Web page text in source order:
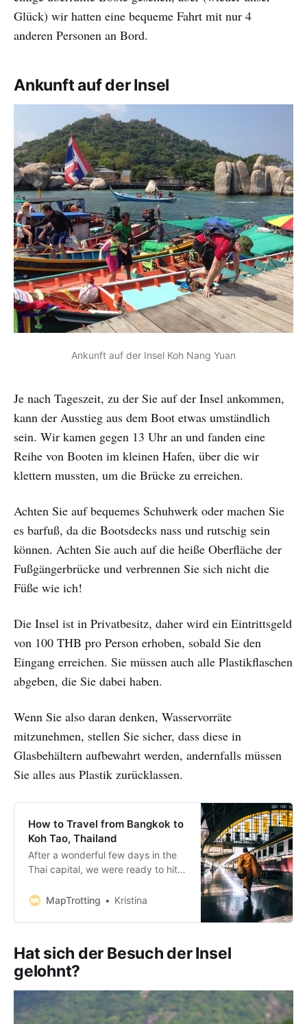
Glück) wir hatten eine bequeme Fahrt mit nur 4
anderen Personen an Bord.
Ankunft auf der Insel
Ankunft auf der Insel Koh Nang Yuan
Je nach Tageszeit, zu der Sie auf der Insel ankommen,
kann der Ausstieg aus dem Boot etwas umständlich
sein. Wir kamen gegen 13 Uhr an und fanden eine
Reihe von Booten im kleinen Hafen, über die wir
klettern mussten, um die Brücke zu erreichen.
Achten Sie auf bequemes Schuhwerk oder machen Sie
es barfuß, da die Bootsdecks nass und rutschig sein
können. Achten Sie auch auf die heiße Oberfläche der
Fußgängerbrücke und verbrennen Sie sich nicht die
Füße wie ich!
Die Insel ist in Privatbesitz, daher wird ein Eintrittsgeld
von 100 THB pro Person erhoben, sobald Sie den
Eingang erreichen. Sie müssen auch alle Plastikflaschen
abgeben, die Sie dabei haben.
Wenn Sie also daran denken, Wasservorräte
mitzunehmen, stellen Sie sicher, dass diese in
Glasbehältern aufbewahrt werden, andernfalls müssen
Sie alles aus Plastik zurücklassen.
How to Travel from Bangkok to
Koh Tao, Thailand
After a wonderful few days in the
Thai capital, we were ready to hit
from Bangkok to Koh Tao. I’m
after arriving in the big city and
after perspiring all your body’
MapTrotting Kristina
Hat sich der Besuch der Insel
gelohnt?